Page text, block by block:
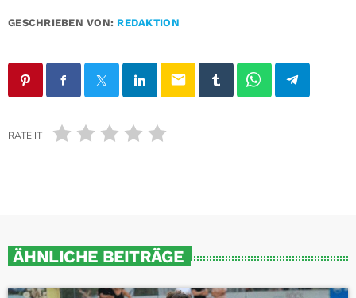
GESCHRIEBEN VON: REDAKTION
email
RATE IT
ÄHNLICHE BEITRÄGE